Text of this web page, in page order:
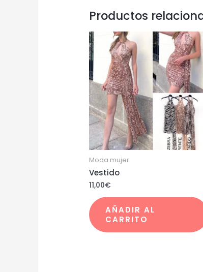
Productos
Moda mujer
Vestido
11,00€
AÑADIR AL
CARRITO